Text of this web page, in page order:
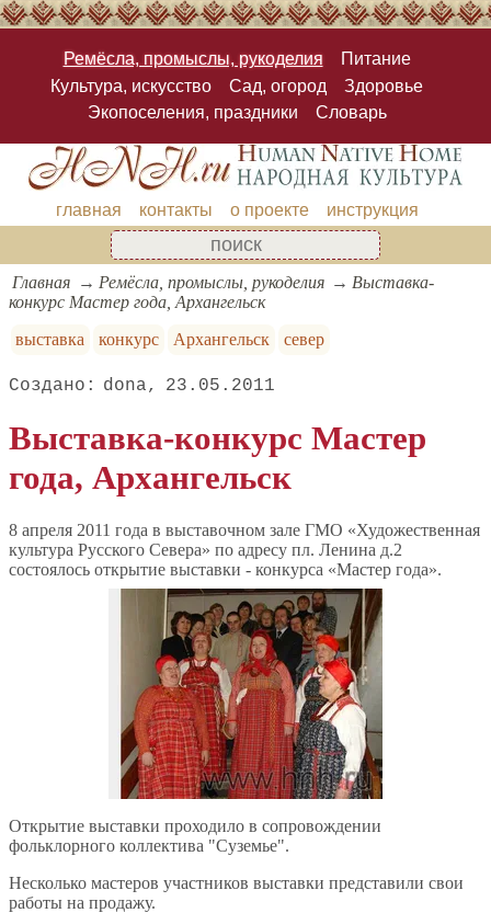
Ремёсла, промыслы, рукоделия
Питание
Культура, искусство
Сад, огород
Здоровье
Экопоселения, праздники
Словарь
главная контакты о проекте инструкция
Главная Ремёсла, промыслы, рукоделия
Выставка-
конкурс Мастер года, Архангельск
выставка
конкурс Архангельск север
dona 23.05.2011
Выставка-конкурс Мастер
года, Архангельск
8 апреля 2011 года в выставочном зале ГМО «Художественная
культура Русского Севера» по адресу пл. Ленина д.2
состоялось открытие выставки - конкурса «Мастер года».
Открытие выставки проходило в сопровождении
фольклорного коллектива "Суземье".
Несколько мастеров участников выставки представили свои
работы на продажу.